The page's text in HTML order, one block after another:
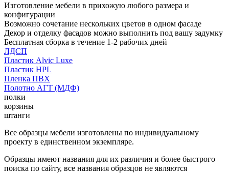
Изготовление мебели в прихожую любого размера и
конфигурации
Возможно сочетание нескольких цветов в одном фасаде
Декор и отделку фасадов можно выполнить под вашу задумку
Бесплатная сборка в течение 1-2 рабочих дней
ЛДСП
Пластик Alvic Luxe
Пластик HPL
Пленка ПВХ
Полотно АГТ (МДФ)
полки
корзины
штанги
Все образцы мебели изготовлены по индивидуальному
проекту в единственном экземпляре.
Образцы имеют названия для их различия и более быстрого
поиска по сайту, все названия образцов не являются